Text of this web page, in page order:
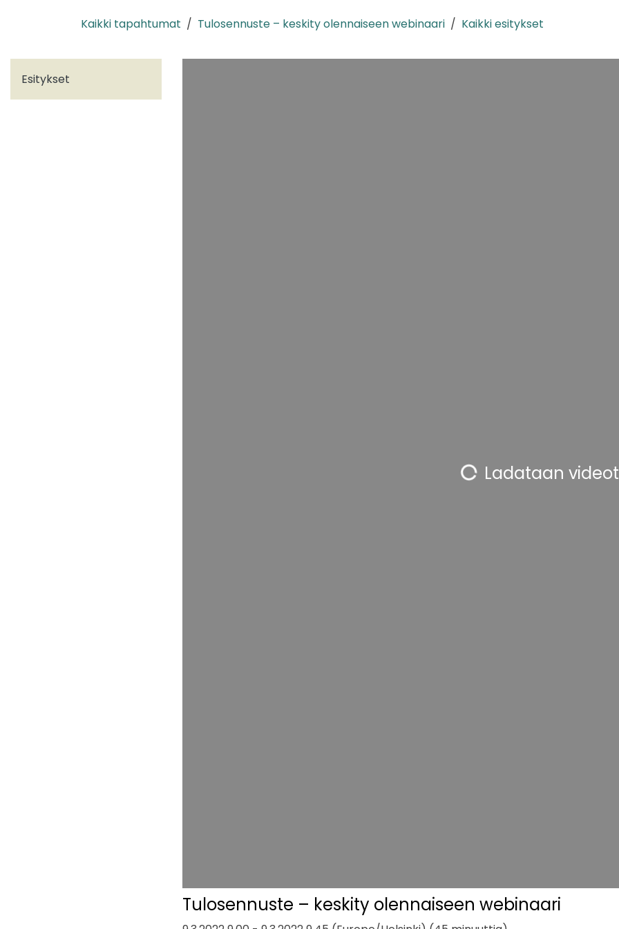
Kaikki tapahtumat
Tulosennuste – keskity olennaiseen webinaari Kaikki esitykset
Esitykset
Ladataan
Tulosennuste – keskity olennaiseen webinaari